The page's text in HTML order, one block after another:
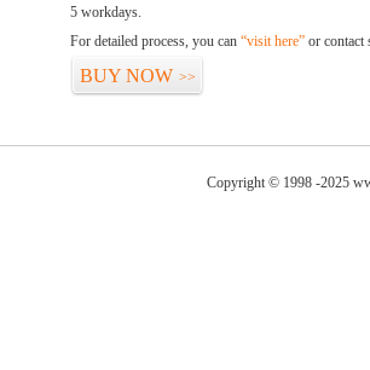
5 workdays.
For detailed process, you can “visit here” or contact
BUY NOW >>
Copyright © 1998 -2025